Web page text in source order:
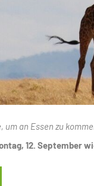
um an Essen zu
12. September